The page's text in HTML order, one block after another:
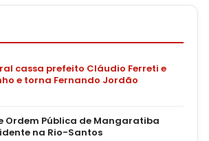
cassa prefeito Cláudio Ferreti e
e torna Fernando Jordão
Ordem Pública de Mangaratiba
na Rio-Santos